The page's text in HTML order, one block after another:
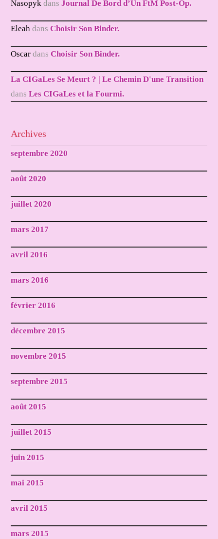
Nasopyk dansJournal De Bord d’Un FtM Post-Op.
Eleah dansChoisir Son Binder.
Oscar dansChoisir Son Binder.
La CIGaLes Se Meurt ? | Le Chemin D'une Transition
dansLes CIGaLes et la Fourmi.
Archives
septembre 2020
août 2020
juillet 2020
mars 2017
avril 2016
mars 2016
février 2016
décembre 2015
novembre 2015
septembre 2015
août 2015
juillet 2015
juin 2015
mai 2015
avril 2015
mars 2015